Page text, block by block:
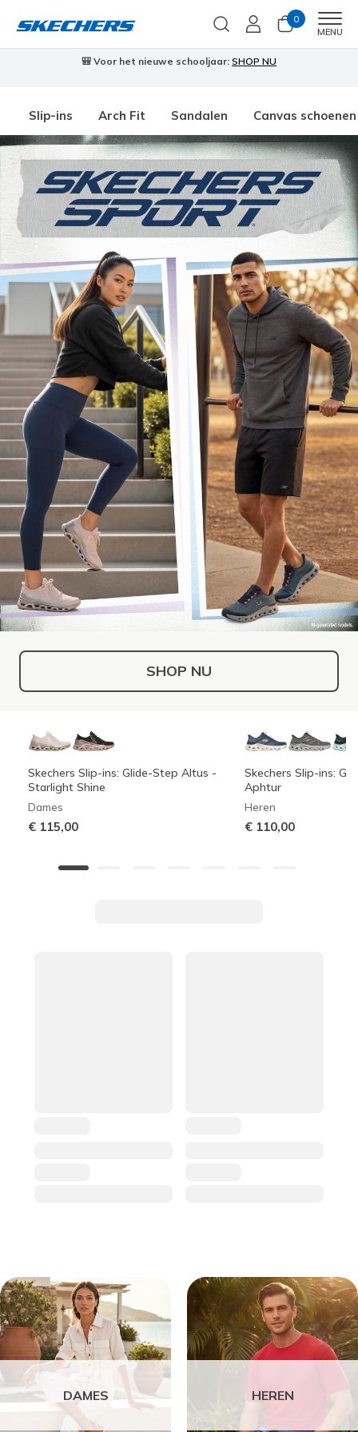
0
MENU
🎒 Voor het nieuwe schooljaar: SHOP NU
Slip-ins Arch Fit Sandalen Canvas schoenen
SHOP NU
Skechers Slip-ins: Glide-Step Altus -
Starlight Shine
Dames
€ 115,00
Skechers Slip-ins:
Aphtur
Heren
€ 110,00
DAMES HEREN